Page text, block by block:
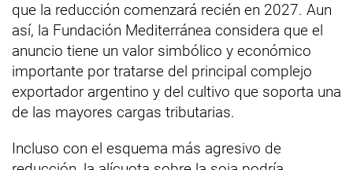
que la reducción comenzará recién en 2027. Aun
así, la Fundación Mediterránea considera que el
anuncio tiene un valor simbólico y económico
importante por tratarse del principal complejo
exportador argentino y del cultivo que soporta una
de las mayores cargas tributarias.
Incluso con el esquema más agresivo de